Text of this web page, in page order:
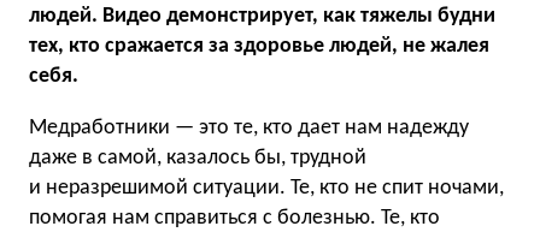
людей. Видео демонстрирует, как тяжелы будни
тех, кто сражается за здоровье людей, не жалея
себя.
Медработники — это те, кто дает нам надежду
даже в самой, казалось бы, трудной
и неразрешимой ситуации. Те, кто не спит ночами,
помогая нам справиться с болезнью. Те, кто